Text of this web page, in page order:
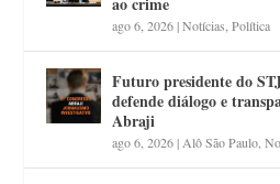
ago 6, 2026|Notícias ,Política
Futuro presidente do
defende diálogo e
Abraji
ago 6, 2026| Alô São Paulo ,